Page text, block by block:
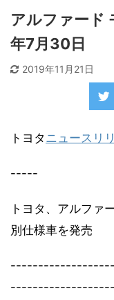
アルファード
年7月30日
2019年11月21日
トヨタ ニュースリ
-----
トヨタ、アルファ
別仕様車を発売